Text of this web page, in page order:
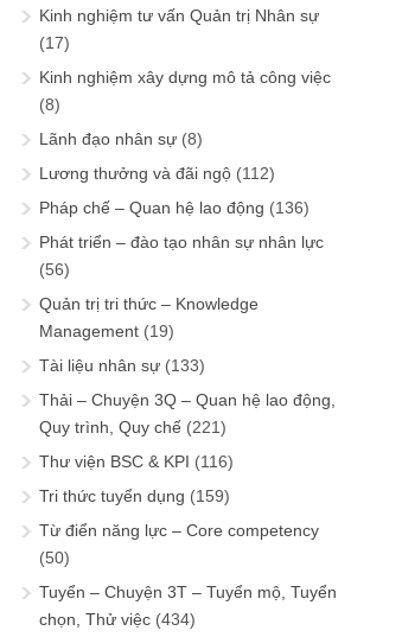
Kinh nghiệm tư vấn Quản trị Nhân sự
(17)
Kinh nghiệm xây dựng mô tả công việc
(8)
Lãnh đạo nhân sự (8)
Lương thưởng và đãi ngộ (112)
Pháp chế – Quan hệ lao động (136)
Phát triển – đào tạo nhân sự nhân lực
(56)
Quản trị tri thức – Knowledge
Management (19)
Tài liệu nhân sự (133)
Thải – Chuyện 3Q – Quan hệ lao động,
Quy trình, Quy chế (221)
Thư viện BSC & KPI (116)
Tri thức tuyển dụng (159)
Từ điển năng lực – Core competency
(50)
Tuyển – Chuyện 3T – Tuyển mộ, Tuyển
chọn, Thử việc (434)